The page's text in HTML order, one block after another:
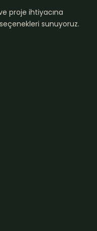
proje ihtiyacına
sunuyoruz.